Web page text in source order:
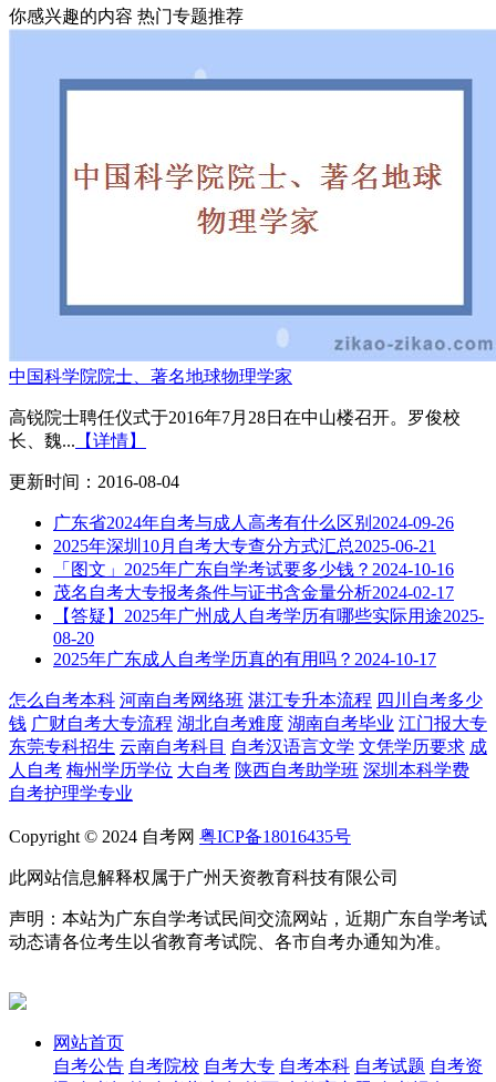
你感兴趣的内容 热门专题推荐
中国科学院院士、著名地球物理学家
高锐院士聘任仪式于2016年7月28日在中山楼召开。罗俊校
长、魏... 【详情】
更新时间：2016-08-04
广东省2024年自考与成人高考有什么区别 2024-09-26
2025年深圳10月自考大专查分方式汇总2025-06-21
「图文」2025年广东自学考试要多少钱？ 2024-10-16
茂名自考大专报考条件与证书含金量分析2024-02-17
【答疑】2025年广州成人自考学历有哪些实际用途2025-
08-20
2025年广东成人自考学历真的有用吗？ 2024-10-17
怎么自考本科 河南自考网络班 湛江专升本流程 四川自考多少
钱 广财自考大专流程 湖北自考难度 湖南自考毕业 江门报大专
东莞专科招生 云南自考科目 自考汉语言文学 文凭学历要求 成
人自考 梅州学历学位 大自考 陕西自考助学班 深圳本科学费
自考护理学专业
Copyright © 2024 自考网 粤ICP备18016435号
此网站信息解释权属于广州天资教育科技有限公司
声明：本站为广东自学考试民间交流网站，近期广东自学考试
动态请各位考生以省教育考试院、各市自考办通知为准。
网站首页
自考公告 自考院校 自考大专 自考本科 自考试题 自考资